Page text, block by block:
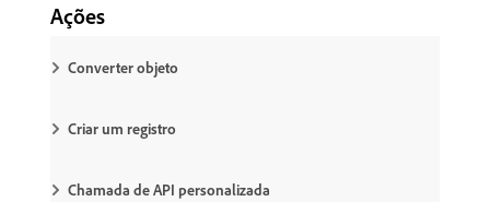
Ações
Converter objeto
Criar um registro
Chamada de API personalizada